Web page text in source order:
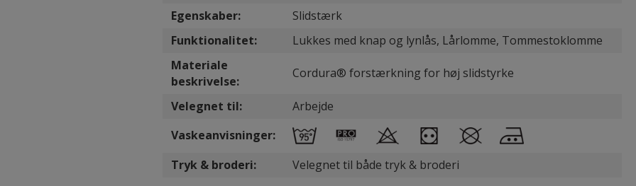
Egenskaber:
Slidstærk
Funktionalitet:
Lukkes med knap og lynlås, Lårlomme, Tommestoklomme
Materiale
beskrivelse:
Cordura® forstærkning for høj slidstyrke
Velegnet til:
Arbejde
Vaskeanvisninger:
Tryk & broderi:
Velegnet til både tryk & broderi